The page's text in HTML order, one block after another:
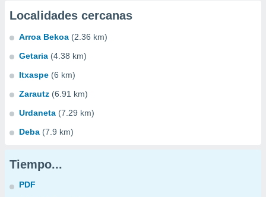
Localidades cercanas
Arroa Bekoa (2.36 km)
Getaria (4.38 km)
Itxaspe (6 km)
Zarautz (6.91 km)
Urdaneta (7.29 km)
Deba (7.9 km)
Tiempo...
PDF